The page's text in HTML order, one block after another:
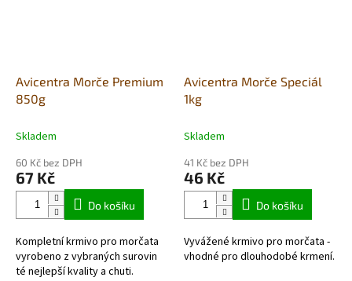
Avicentra Morče Premium
850g
Skladem
60 Kč bez DPH
67 Kč
Do košíku
Kompletní krmivo pro morčata
vyrobeno z vybraných surovin
té nejlepší kvality a chuti.
Avicentra Morče Speciál
1kg
Skladem
41 Kč bez DPH
46 Kč
Do košíku
Vyvážené krmivo pro morčata -
vhodné pro dlouhodobé krmení.